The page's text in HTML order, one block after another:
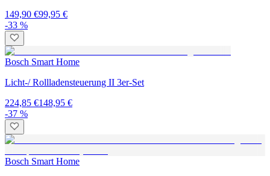
149,90 €99,95 €
-33 %
Bosch Smart Home
Licht-/ Rollladensteuerung II 3er-Set
224,85 €148,95 €
-37 %
Bosch Smart Home